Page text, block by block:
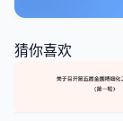
猜你喜欢